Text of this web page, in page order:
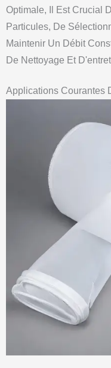
Optimale, Il Est Crucial
Particules, De
Maintenir Un Débit
De Nettoyage Et
Applications Courantes